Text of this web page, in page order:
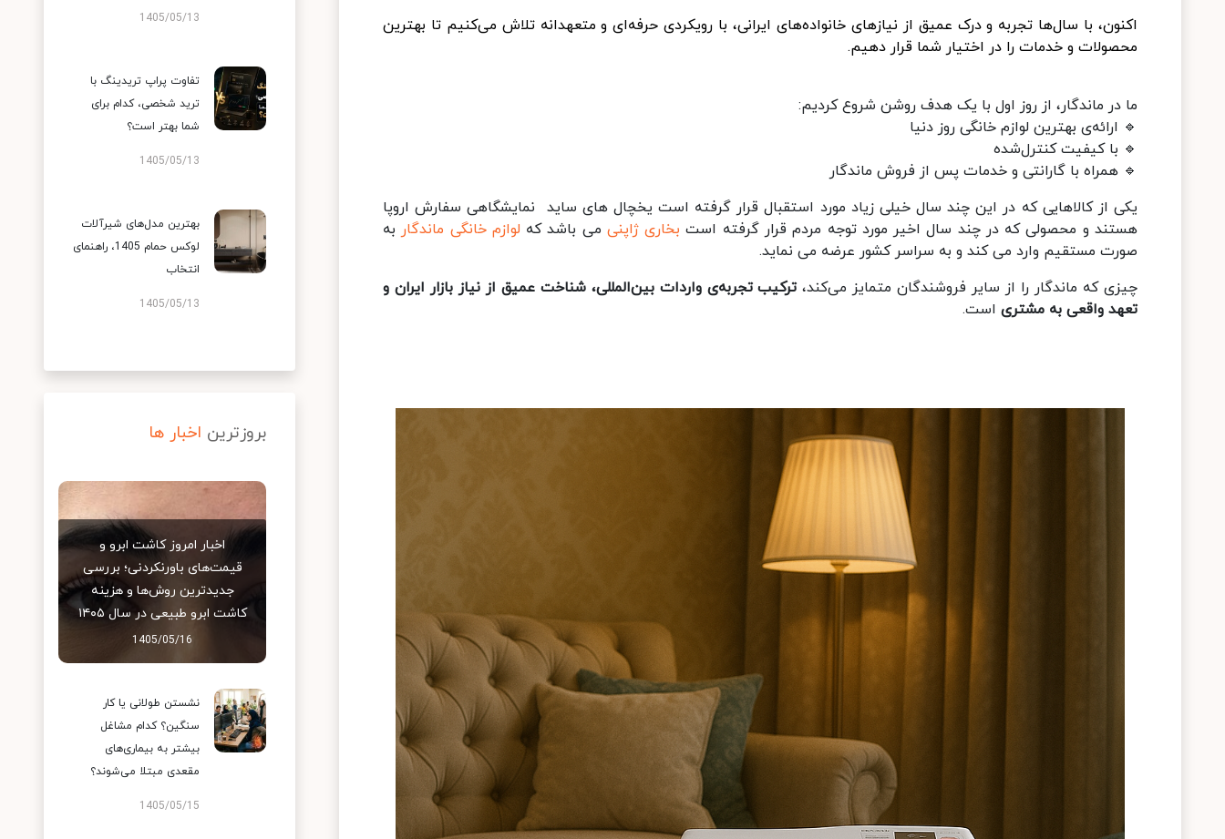
اکنون، با سال‌ها تجربه و درک عمیق از نیازهای خانواده‌های ایرانی، با رویکردی حرفه‌ای و متعهدانه تلاش می‌کنیم تا بهترین
محصولات و خدمات را در اختیار شما قرار دهیم.
ما در ماندگار، از روز اول با یک هدف روشن شروع کردیم:
🔹 ارائه‌ی بهترین لوازم خانگی روز دنیا
🔹 با کیفیت کنترل‌شده
🔹 همراه با گارانتی و خدمات پس از فروش ماندگار
یکی از کالاهایی که در این چند سال خیلی زیاد مورد استقبال قرار گرفته است یخچال های ساید نمایشگاهی سفارش اروپا
هستند و محصولی که در چند سال اخیر مورد توجه مردم قرار گرفته است بخاری ژاپنی می باشد که لوازم خانگی ماندگار به
صورت مستقیم وارد می کند و به سراسر کشور عرضه می نماید.
چیزی که ماندگار را از سایر فروشندگان متمایز می‌کند، ترکیب تجربه‌ی واردات بین‌المللی، شناخت عمیق از نیاز بازار ایران و
تعهد واقعی به مشتری است.
1405/05/13
تفاوت پراپ تریدینگ با
ترید شخصی، کدام برای
شما بهتر است؟
1405/05/13
بهترین مدل‌های شیرآلات
لوکس حمام 1405، راهنمای
انتخاب
1405/05/13
بروزترین اخبار ها
اخبار امروز کاشت ابرو و
قیمت‌های باورنکردنی؛ بررسی
جدیدترین روش‌ها و هزینه
کاشت ابرو طبیعی در سال ۱۴۰۵
1405/05/16
نشستن طولانی یا کار
سنگین؟ کدام مشاغل
بیشتر به بیماری‌های
مقعدی مبتلا می‌شوند؟
1405/05/15